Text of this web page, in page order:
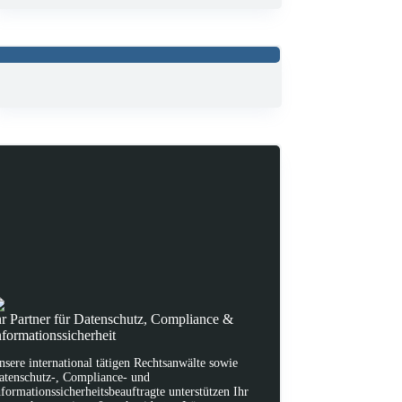
Partner für Datenschutz, Compliance &
international tätigen Rechtsanwälte sowie
, Compliance- und
unterstützen Ihr